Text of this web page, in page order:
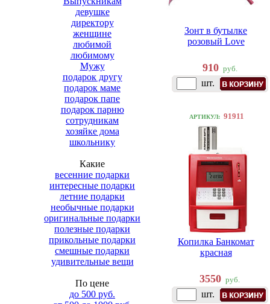
девушке
директору
женщине
любимой
любимому
Мужу
подарок другу
подарок маме
подарок папе
подарок парню
сотрудникам
хозяйке дома
школьнику
Какие
весенние подарки
интересные подарки
летние подарки
необычные подарки
оригинальные подарки
полезные подарки
прикольные подарки
смешные подарки
удивительные вещи
По цене
до 500 руб.
Зонт в бутылке
розовый Love
910 руб.
шт.
АРТИКУЛ: 91911
Копилка Банкомат
красная
3550 руб.
шт.